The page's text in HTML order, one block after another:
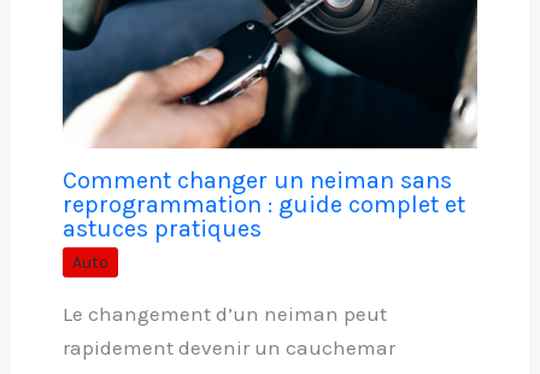
Comment changer un neiman sans
reprogrammation : guide complet et
astuces pratiques
Auto
Le changement d’un neiman peut
rapidement devenir un cauchemar